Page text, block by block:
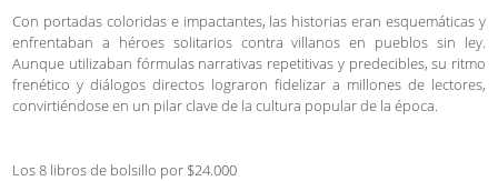
Con portadas coloridas e impactantes, las historias eran esquemáticas y
enfrentaban a héroes solitarios contra villanos en pueblos sin ley.
Aunque utilizaban fórmulas narrativas repetitivas y predecibles, su ritmo
frenético y diálogos directos lograron fidelizar a millones de lectores,
convirtiéndose en un pilar clave de la cultura popular de la época.
Los 8 libros de bolsillo por $24.000